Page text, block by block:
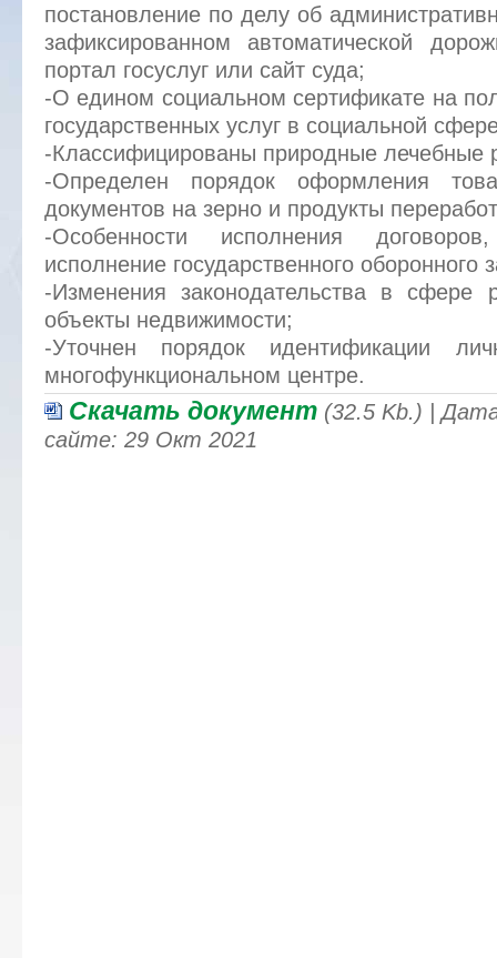
постановление по делу об
зафиксированном автоматической
портал госуслуг или сайт суда;
-О едином социальном сертификате на
государственных услуг в социальной
-Классифицированы природные лечебные
-Определен порядок оформления
документов на зерно и продукты
-Особенности исполнения
исполнение государственного оборонного
-Изменения законодательства в сфере
объекты недвижимости;
-Уточнен порядок идентификации
многофункциональном центре.
Скачать документ (32.5 Kb.) |
сайте: 29 Окт 2021